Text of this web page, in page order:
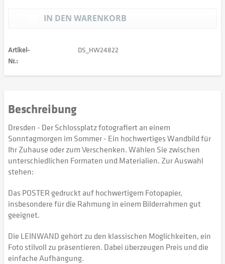
IN DEN WARENKORB
Artikel-
Nr.:
DS_HW24822
Beschreibung
Dresden - Der Schlossplatz fotografiert an einem
Sonntagmorgen im Sommer - Ein hochwertiges Wandbild für
Ihr Zuhause oder zum Verschenken. Wählen Sie zwischen
unterschiedlichen Formaten und Materialien. Zur Auswahl
stehen:
Das POSTER gedruckt auf hochwertigem Fotopapier,
insbesondere für die Rahmung in einem Bilderrahmen gut
geeignet.
Die LEINWAND gehört zu den klassischen Möglichkeiten, ein
Foto stilvoll zu präsentieren. Dabei überzeugen Preis und die
einfache Aufhängung.